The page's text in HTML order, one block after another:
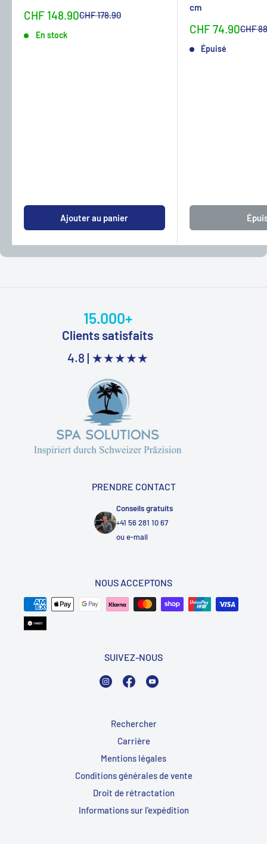
Sonderpreis
CHF 148.90Normalpreis
CHF 178.90
En stock
Ajouter au panier
cm
Sonderpreis
CHF 74.90CHF
Épuisé
15.000+
Clients satisfaits
4.8 | ★★★★★
PRENDRE CONTACT
Conseils gratuits
+41 56 281 10 67
oue-mail
NOUS ACCEPTONS
SUIVEZ-NOUS
InstagramFacebook
Rechercher
Carrière
Mentions légales
Conditions générales de vente
Droit de rétractation
Informations sur l'expédition